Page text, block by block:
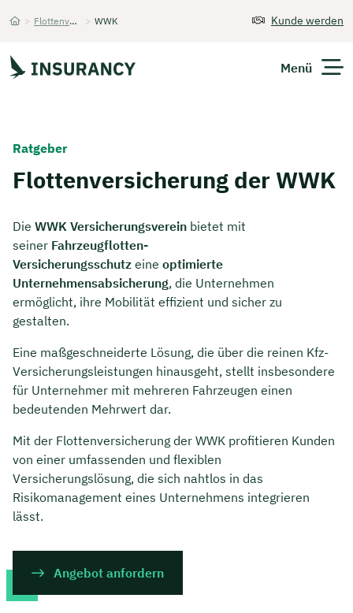
> Flottenversicherung > WWK Kunde werden
Menü
Expats
Über Uns
Ratgeber
Flottenversicherung der WWK
Die WWK Versicherungsverein bietet mit
seiner Fahrzeugflotten-
Versicherungsschutz eine optimierte
Unternehmensabsicherung, die Unternehmen
ermöglicht, ihre Mobilität effizient und sicher zu
gestalten.
Eine maßgeschneiderte Lösung, die über die reinen Kfz-
Versicherungsleistungen hinausgeht, stellt insbesondere
für Unternehmer mit mehreren Fahrzeugen einen
bedeutenden Mehrwert dar.
Mit der Flottenversicherung der WWK profitieren Kunden
von einer umfassenden und flexiblen
Versicherungslösung, die sich nahtlos in das
Risikomanagement eines Unternehmens integrieren
lässt.
Angebot anfordern